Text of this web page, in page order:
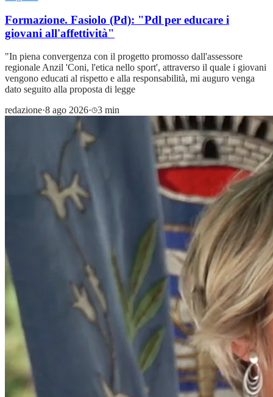
Formazione. Fasiolo (Pd): "Pdl per educare i
giovani all'affettività"
"In piena convergenza con il progetto promosso dall'assessore
regionale Anzil 'Coni, l'etica nello sport', attraverso il quale i giovani
vengono educati al rispetto e alla responsabilità, mi auguro venga
dato seguito alla proposta di legge
redazione·8 ago 2026· 3 min